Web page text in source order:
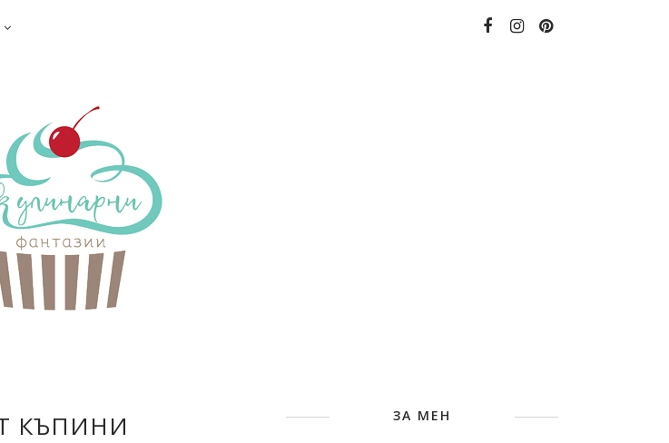
КЪПИНИ ЗА МЕН